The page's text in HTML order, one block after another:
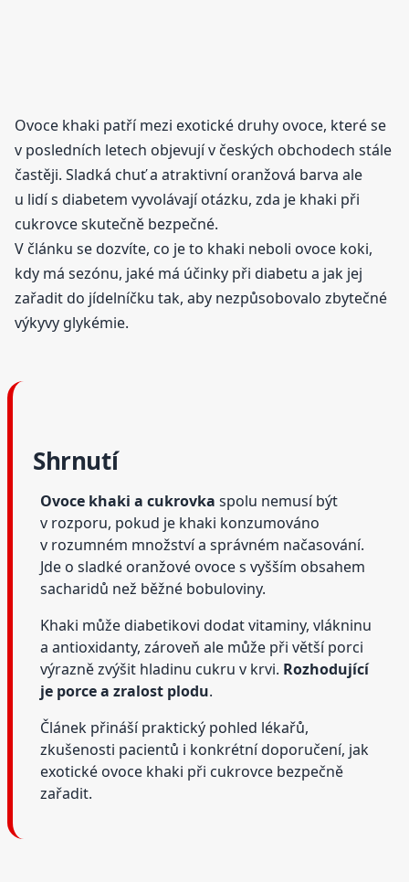
Ovoce khaki patří mezi exotické druhy ovoce, které se
v posledních letech objevují v českých obchodech stále
častěji. Sladká chuť a atraktivní oranžová barva ale
u lidí s diabetem vyvolávají otázku, zda je khaki při
cukrovce skutečně bezpečné.
V článku se dozvíte, co je to khaki neboli ovoce koki,
kdy má sezónu, jaké má účinky při diabetu a jak jej
zařadit do jídelníčku tak, aby nezpůsobovalo zbytečné
výkyvy glykémie.
Shrnutí
Ovoce khaki a cukrovka spolu nemusí být
v rozporu, pokud je khaki konzumováno
v rozumném množství a správném načasování.
Jde o sladké oranžové ovoce s vyšším obsahem
sacharidů než běžné bobuloviny.
Khaki může diabetikovi dodat vitaminy, vlákninu
a antioxidanty, zároveň ale může při větší porci
výrazně zvýšit hladinu cukru v krvi. Rozhodující
je porce a zralost plodu.
Článek přináší praktický pohled lékařů,
zkušenosti pacientů i konkrétní doporučení, jak
exotické ovoce khaki při cukrovce bezpečně
zařadit.